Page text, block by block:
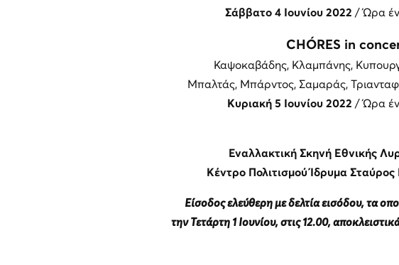
Σάββατο 4 Ιουνίου 2022 / Ώρα
CHÓRES in
Καψοκαβάδης, Κλαμπάνης,
Μπαλτάς, Μπάρντος, Σαμαράς,
Κυριακή 5 Ιουνίου 2022 / Ώρα
Εναλλακτική Σκηνή Εθνικής
Κέντρο Πολιτισμού Ίδρυμα
Είσοδος ελεύθερη με δελτία εισόδου, τα
την Τετάρτη 1 Ιουνίου, στις 12.00,